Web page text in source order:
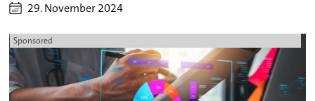
29. November 2024
Sponsored